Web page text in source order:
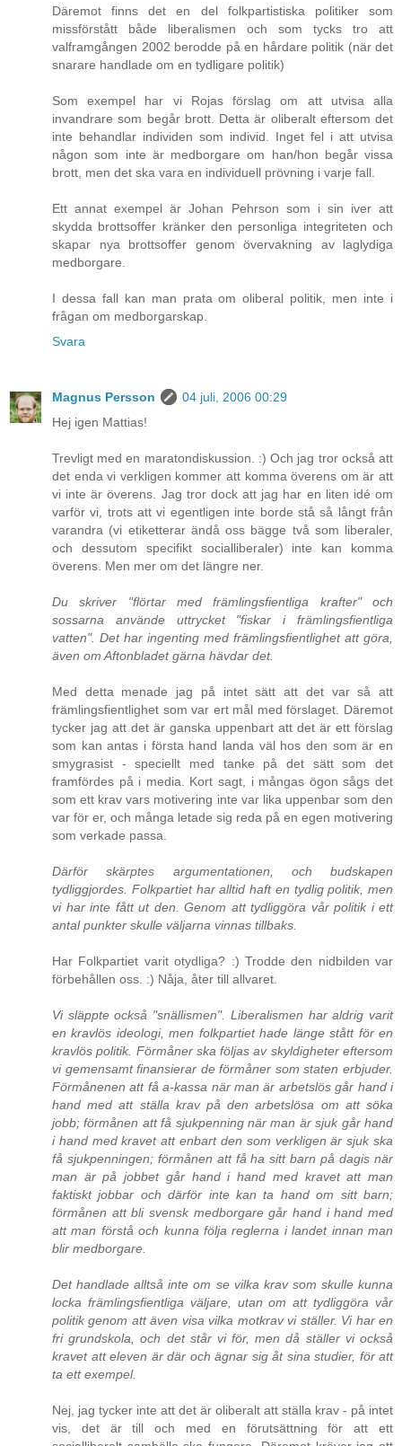
Däremot finns det en del folkpartistiska politiker som
missförstått både liberalismen och som tycks tro att
valframgången 2002 berodde på en hårdare politik (när det
snarare handlade om en tydligare politik)
Som exempel har vi Rojas förslag om att utvisa alla
invandrare som begår brott. Detta är oliberalt eftersom det
inte behandlar individen som individ. Inget fel i att utvisa
någon som inte är medborgare om han/hon begår vissa
brott, men det ska vara en individuell prövning i varje fall.
Ett annat exempel är Johan Pehrson som i sin iver att
skydda brottsoffer kränker den personliga integriteten och
skapar nya brottsoffer genom övervakning av laglydiga
medborgare.
I dessa fall kan man prata om oliberal politik, men inte i
frågan om medborgarskap.
Svara
Magnus Persson
04 juli, 2006 00:29
Hej igen Mattias!
Trevligt med en maratondiskussion. :) Och jag tror också att
det enda vi verkligen kommer att komma överens om är att
vi inte är överens. Jag tror dock att jag har en liten idé om
varför vi, trots att vi egentligen inte borde stå så långt från
varandra (vi etiketterar ändå oss bägge två som liberaler,
och dessutom specifikt socialliberaler) inte kan komma
överens. Men mer om det längre ner.
Du skriver "flörtar med främlingsfientliga krafter" och
sossarna använde uttrycket "fiskar i främlingsfientliga
vatten". Det har ingenting med främlingsfientlighet att göra,
även om Aftonbladet gärna hävdar det.
Med detta menade jag på intet sätt att det var så att
främlingsfientlighet som var ert mål med förslaget. Däremot
tycker jag att det är ganska uppenbart att det är ett förslag
som kan antas i första hand landa väl hos den som är en
smygrasist - speciellt med tanke på det sätt som det
framfördes på i media. Kort sagt, i mångas ögon sågs det
som ett krav vars motivering inte var lika uppenbar som den
var för er, och många letade sig reda på en egen motivering
som verkade passa.
Därför skärptes argumentationen, och budskapen
tydliggjordes. Folkpartiet har alltid haft en tydlig politik, men
vi har inte fått ut den. Genom att tydliggöra vår politik i ett
antal punkter skulle väljarna vinnas tillbaks.
Har Folkpartiet varit otydliga? :) Trodde den nidbilden var
förbehållen oss. :) Nåja, åter till allvaret.
Vi släppte också "snällismen". Liberalismen har aldrig varit
en kravlös ideologi, men folkpartiet hade länge stått för en
kravlös politik. Förmåner ska följas av skyldigheter eftersom
vi gemensamt finansierar de förmåner som staten erbjuder.
Förmånenen att få a-kassa när man är arbetslös går hand i
hand med att ställa krav på den arbetslösa om att söka
jobb; förmånen att få sjukpenning när man är sjuk går hand
i hand med kravet att enbart den som verkligen är sjuk ska
få sjukpenningen; förmånen att få ha sitt barn på dagis när
man är på jobbet går hand i hand med kravet att man
faktiskt jobbar och därför inte kan ta hand om sitt barn;
förmånen att bli svensk medborgare går hand i hand med
att man förstå och kunna följa reglerna i landet innan man
blir medborgare.
Det handlade alltså inte om se vilka krav som skulle kunna
locka främlingsfientliga väljare, utan om att tydliggöra vår
politik genom att även visa vilka motkrav vi ställer. Vi har en
fri grundskola, och det står vi för, men då ställer vi också
kravet att eleven är där och ägnar sig åt sina studier, för att
ta ett exempel.
Nej, jag tycker inte att det är oliberalt att ställa krav - på intet
vis, det är till och med en förutsättning för att ett